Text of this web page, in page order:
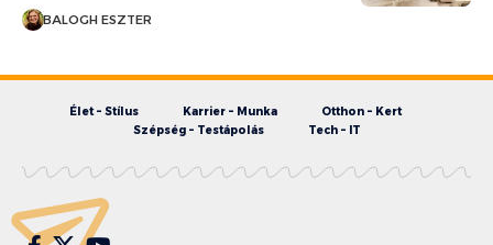
BALOGH ESZTER
Élet – Stílus Karrier – Munka
Otthon – Kert
Szépség – Testápolás
Tech – IT